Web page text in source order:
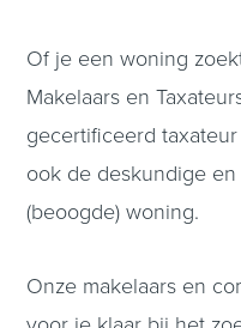
Of je een woning
Makelaars en
gecertificeerd
ook de deskundige
(beoogde) woning.
Onze makelaars en